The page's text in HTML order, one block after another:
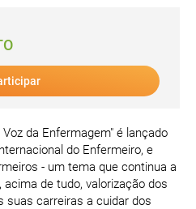
da Enfermagem" é lançado
do Enfermeiro, e
- um tema que continua a
de tudo, valorização dos
suas carreiras a cuidar dos